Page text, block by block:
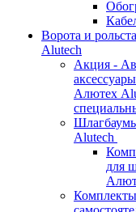
Ворота и
Alutech
Акция -
Алютех
Alutech
для
Комплекты